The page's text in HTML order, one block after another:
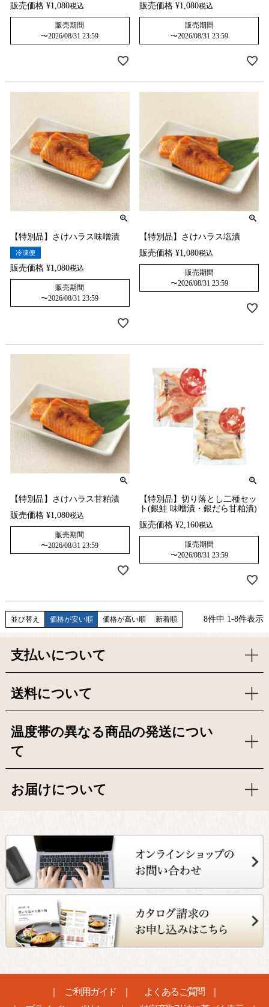
販売価格 ¥1,080税込
販売期間
〜2026/08/31 23:59
販売価格 ¥1,080税込
販売期間
〜2026/08/31 23:59
【特別品】さけハラス味噌漬
冷凍便
販売価格 ¥1,080税込
販売期間
〜2026/08/31 23:59
【特別品】さけハラス塩漬
販売価格 ¥1,080税込
販売期間
〜2026/08/31 23:59
【特別品】さけハラス甘粕漬
販売価格 ¥1,080税込
販売期間
〜2026/08/31 23:59
【特別品】切り落とし二種セッ
ト(銀鮭 味噌漬・銀だら甘粕漬)
販売価格 ¥2,160税込
販売期間
〜2026/08/31 23:59
並び替え 価格が安い順 価格が高い順 新着順 8件中 1-8件表示
支払いについて
送料について
温度帯の異なる商品の発送につい
て
お届けについて
ご利用ガイド
よくあるご質問